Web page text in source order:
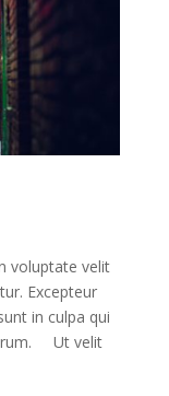
voluptate velit
Excepteur
in culpa qui
Ut velit